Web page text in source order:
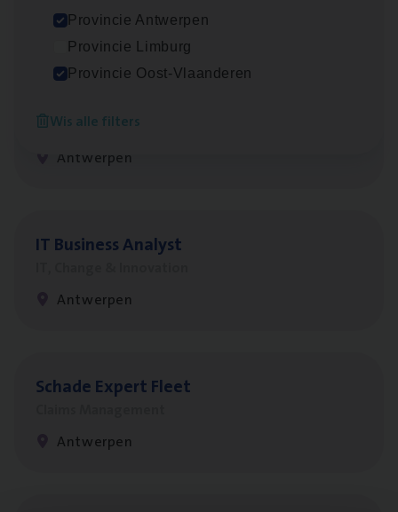
Provincie Antwerpen
Provincie Limburg
Provincie Oost-Vlaanderen
Wis alle filters
Cus­to­mer Care Expert
Customer Services
Antwerpen
ITBusi­ness Analyst
Antwerpen
Scha­de Expert Fleet
Antwerpen